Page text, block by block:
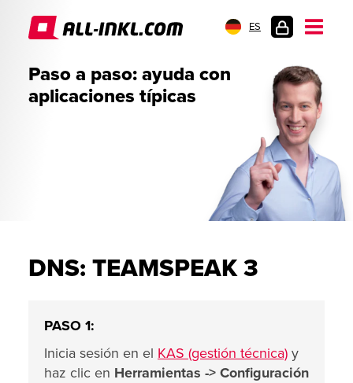
ES
DE
SESIÓN
Paso a paso: ayuda con
aplicaciones típicas
DNS: TEAMSPEAK 3
PASO 1:
Inicia sesión en el KAS (gestión técnica) y
haz clic en Herramientas -> Configuración